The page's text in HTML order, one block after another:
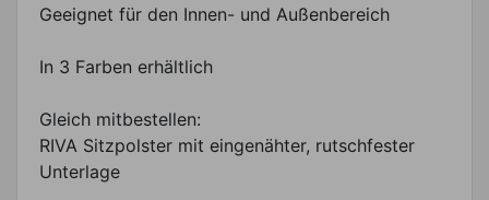
Geeignet für den Innen- und Außenbereich
In 3 Farben erhältlich
Gleich mitbestellen:
RIVA Sitzpolster mit eingenähter, rutschfester
Unterlage